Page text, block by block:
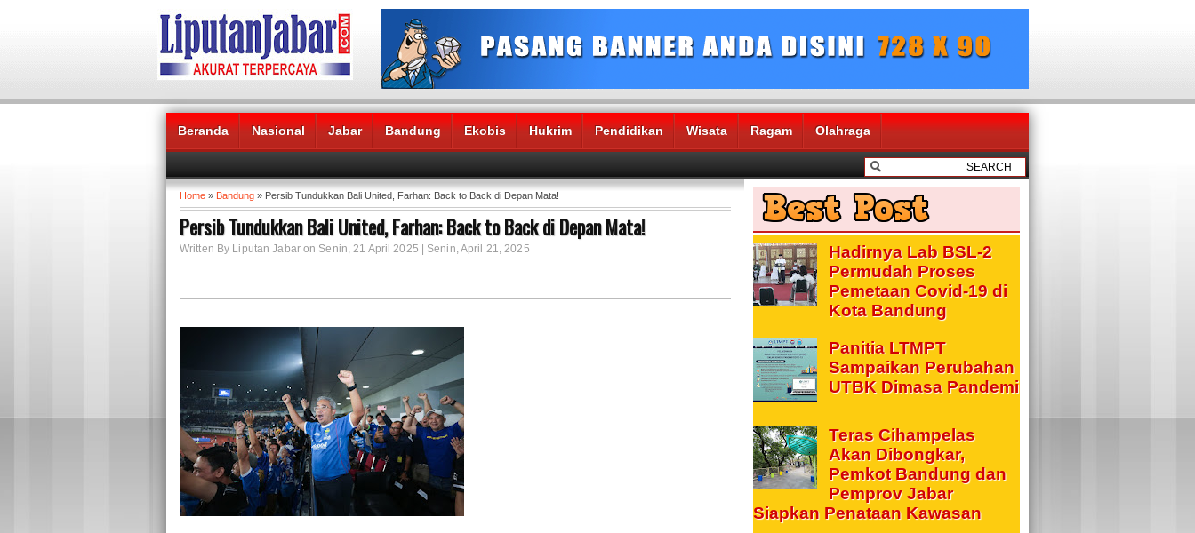
Beranda Nasional Jabar Bandung Ekobis Hukrim Pendidikan Wisata Ragam Olahraga
Headlines News :
Home » Bandung » Persib Tundukkan Bali United, Farhan: Back to Back di Depan Mata!
Persib Tundukkan Bali United, Farhan: Back to Back di Depan Mata!
Written By Liputan Jabar on Senin, 21 April 2025 | Senin, April 21, 2025
Hadirnya Lab BSL-2
Permudah Proses
Pemetaan Covid-19 di
Kota Bandung
Panitia LTMPT
Sampaikan Perubahan
UTBK Dimasa Pandemi
Teras Cihampelas
Akan Dibongkar,
Pemkot Bandung dan
Pemprov Jabar
Siapkan Penataan Kawasan